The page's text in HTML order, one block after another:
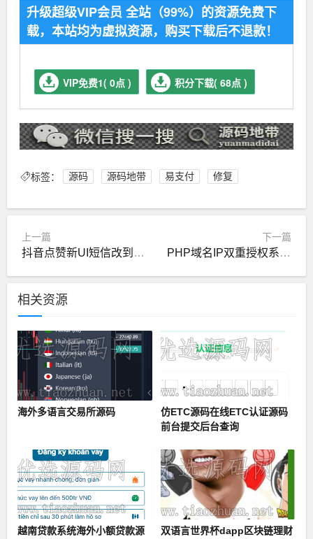
升级超级VIP会员 全站（99%）的资源免费下
载，本站均为虚拟资源，购买下载后不退款！
VIP免费1( 0点 ) 积分下载( 68点 )
标签： 源码 源码地带 易支付 修复
上一篇
抖音点赞新UI短信改到阿里云接口
下一篇
PHP域名IP双重授权系统源码定制版带卡密功能
相关资源
海外多语言交易所源码
仿ETC源码在线ETC认证源码
前台提交后台查询
越南贷款系统海外小额贷款源
双语言世界杯dapp区块链理财